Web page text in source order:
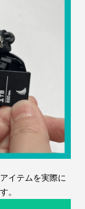
イテムを実際に
。